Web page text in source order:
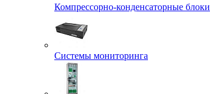
Компрессорно-конденсаторные блоки
Системы мониторинга